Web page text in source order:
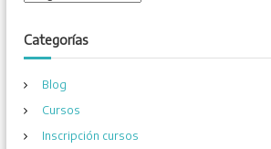
h
v
o
Categorías
Blog
Cursos
Inscripción cursos